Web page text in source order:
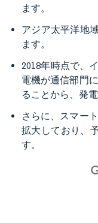
ます。
アジア太平洋地
ます。
2018年時点で、
電機が通信部門
ることから、発
さらに、スマー
拡大しており、
す。